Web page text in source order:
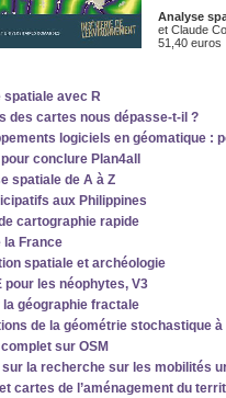
Analyse
et Claude
51,40 euros
spatiale avec R
des cartes nous dépasse-t-il ?
logiciels en géomatique :
conclure Plan4all
spatiale de A à Z
aux Philippines
cartographie rapide
la France
spatiale et archéologie
pour les néophytes, V3
la géographie fractale
de la géométrie stochastique à
sur OSM
sur la recherche sur les mobilités
cartes de l’aménagement du